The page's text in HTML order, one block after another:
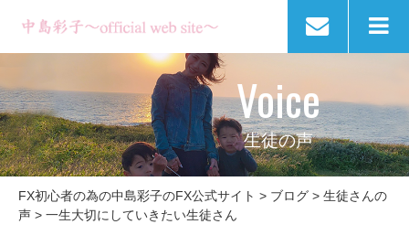
Voice
生徒の声
FX初心者の為の中島彩子のFX公式サイト > ブログ> 生徒さんの
声> 一生大切にしていきたい生徒さん